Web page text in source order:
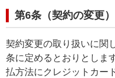
第6条（契約の変更）
契約変更の取り扱いに関
条に定めるとおりとしま
払方法にクレジットカー